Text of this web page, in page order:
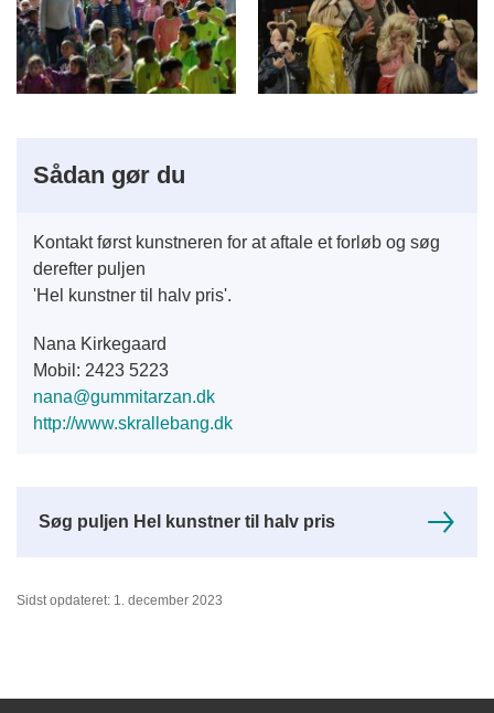
Sådan gør du
Kontakt først kunstneren for at aftale et forløb og søg
derefter puljen
'Hel kunstner til halv pris'.
Nana Kirkegaard
Mobil: 2423 5223
nana@gummitarzan.dk
http://www.skrallebang.dk
Søg puljen Hel kunstner til halv pris
Sidst opdateret: 1. december 2023